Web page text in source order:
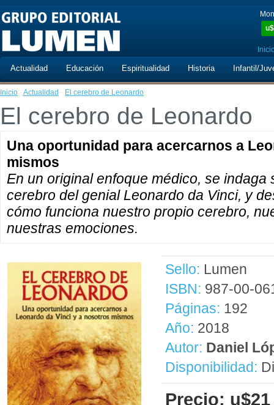
u$
Actualidad Educación Espiritualidad Historia Infantil/
Inicio · Actualidad · El cerebro de Leonardo
El cerebro de Leonardo
Una oportunidad para acercarnos a
mismos
En un original enfoque médico, se indaga
cerebro del genial Leonardo da Vinci, y
cómo funciona nuestro propio cerebro,
nuestras emociones.
Sello: Lumen
ISBN: 987-00-
Páginas: 192
Año: 2018
Autor: Daniel
Disponibilidad:
Precio: u$21